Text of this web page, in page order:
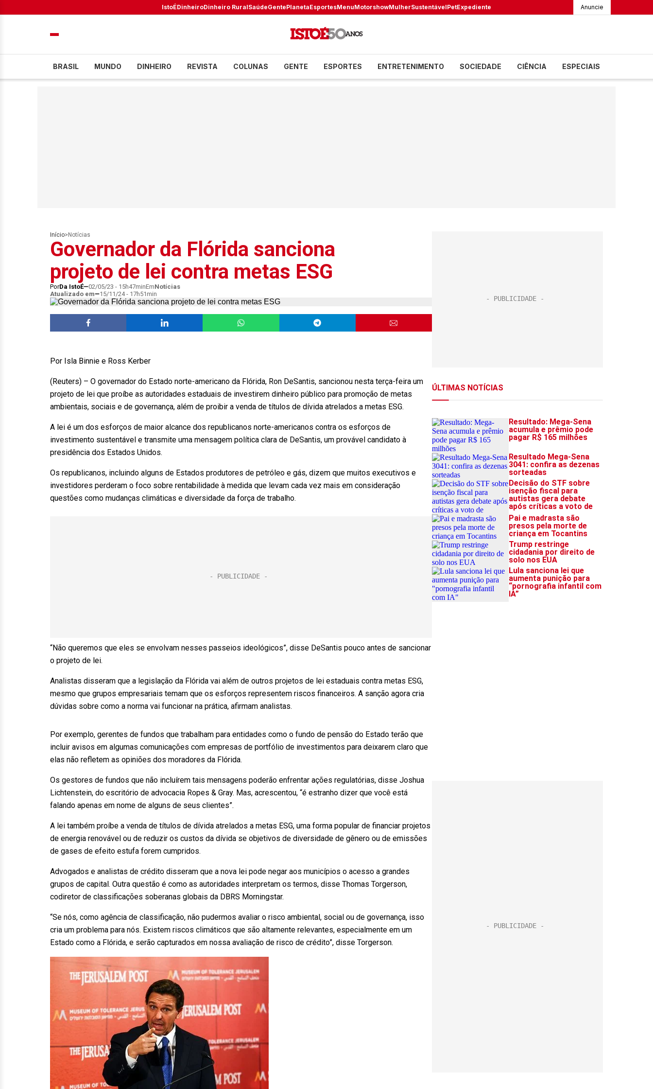
IstoÉDinheiroDinheiro RuralSaúdeGentePlanetaEsportesMenuMotorshowMulherSustentávelPetExpediente Anuncie
BRASIL MUNDO DINHEIRO REVISTA COLUNAS GENTE ESPORTES ENTRETENIMENTO SOCIEDADE CIÊNCIA ESPECIAIS
Início> Notícias
Governador da Flórida sanciona
projeto de lei contra metas ESG
PorDa IstoÉ 02/05/23 - 15h47minEmNotícias
Atualizado em
15/11/24 - 17h51min
Por Isla Binnie e Ross Kerber
(Reuters) – O governador do Estado norte-americano da Flórida, Ron DeSantis, sancionou nesta terça-feira um
projeto de lei que proíbe as autoridades estaduais de investirem dinheiro público para promoção de metas
ambientais, sociais e de governança, além de proibir a venda de títulos de dívida atrelados a metas ESG.
A lei é um dos esforços de maior alcance dos republicanos norte-americanos contra os esforços de
investimento sustentável e transmite uma mensagem política clara de DeSantis, um provável candidato à
presidência dos Estados Unidos.
Os republicanos, incluindo alguns de Estados produtores de petróleo e gás, dizem que muitos executivos e
investidores perderam o foco sobre rentabilidade à medida que levam cada vez mais em consideração
questões como mudanças climáticas e diversidade da força de trabalho.
“Não queremos que eles se envolvam nesses passeios ideológicos”, disse DeSantis pouco antes de sancionar
o projeto de lei.
Analistas disseram que a legislação da Flórida vai além de outros projetos de lei estaduais contra metas ESG,
mesmo que grupos empresariais temam que os esforços representem riscos financeiros. A sanção agora cria
dúvidas sobre como a norma vai funcionar na prática, afirmam analistas.
Por exemplo, gerentes de fundos que trabalham para entidades como o fundo de pensão do Estado terão que
incluir avisos em algumas comunicações com empresas de portfólio de investimentos para deixarem claro que
elas não refletem as opiniões dos moradores da Flórida.
Os gestores de fundos que não incluírem tais mensagens poderão enfrentar ações regulatórias, disse Joshua
Lichtenstein, do escritório de advocacia Ropes & Gray. Mas, acrescentou, “é estranho dizer que você está
falando apenas em nome de alguns de seus clientes”.
A lei também proíbe a venda de títulos de dívida atrelados a metas ESG, uma forma popular de financiar projetos
de energia renovável ou de reduzir os custos da dívida se objetivos de diversidade de gênero ou de emissões
de gases de efeito estufa forem cumpridos.
Advogados e analistas de crédito disseram que a nova lei pode negar aos municípios o acesso a grandes
grupos de capital. Outra questão é como as autoridades interpretam os termos, disse Thomas Torgerson,
codiretor de classificações soberanas globais da DBRS Morningstar.
“Se nós, como agência de classificação, não pudermos avaliar o risco ambiental, social ou de governança, isso
cria um problema para nós. Existem riscos climáticos que são altamente relevantes, especialmente em um
Estado como a Flórida, e serão capturados em nossa avaliação de risco de crédito”, disse Torgerson.